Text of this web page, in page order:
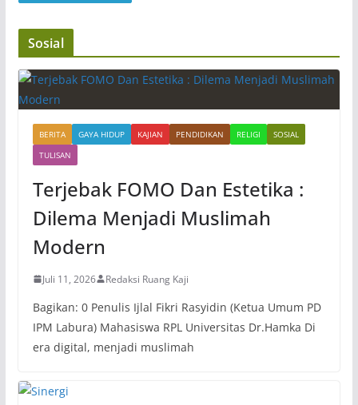
Sosial
BERITA GAYA HIDUP KAJIAN PENDIDIKAN RELIGI
SOSIAL
TULISAN
Terjebak FOMO Dan Estetika :
Dilema Menjadi Muslimah
Modern
Juli 11, 2026 Redaksi Ruang Kaji
Bagikan: 0 Penulis Ijlal Fikri Rasyidin (Ketua Umum PD
IPM Labura) Mahasiswa RPL Universitas Dr.Hamka Di
era digital, menjadi muslimah